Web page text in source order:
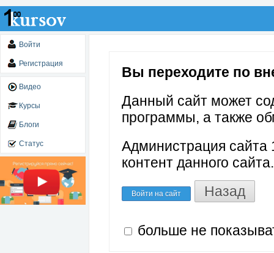
Войти
Регистрация
Видео
Курсы
Блоги
Статус
Вы переходите по
Данный сайт может
программы, а также
Администрация сайта
контент данного сайта.
Войти на сайт Назад
больше не